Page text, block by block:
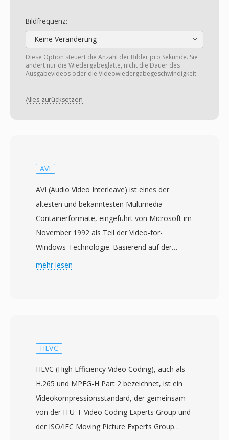
Bildfrequenz:
Keine Veränderung
Diese Option steuert die Anzahl der Bilder pro Sekunde. Sie
ändert nur die Wiedergabeglätte, nicht die Dauer des
Ausgabevideos oder die Videowiedergabegeschwindigkeit.
Alles zurücksetzen
AVI
AVI (Audio Video Interleave) ist eines der
ältesten und bekanntesten Multimedia-
Containerformate, eingeführt von Microsoft im
November 1992 als Teil der Video-for-
Windows-Technologie. Basierend auf der
Resource Interchange File Format (RIFF)-
praktisch jedem Codec aufnehmen, von
modernem DivX, Xvid und H.264. Diese
Flexibilität trug zur breiten Verbreitung auf PCs
in den 1990er und 2000er Jahren bei. Eine
bemerkenswerte Eigenschaft ist die
unkomplizierte interne Struktur, die AVI-Dateien
mehr lesen
HEVC
HEVC (High Efficiency Video Coding), auch als
H.265 und MPEG-H Part 2 bezeichnet, ist ein
Videokompressionsstandard, der gemeinsam
von der ITU-T Video Coding Experts Group und
der ISO/IEC Moving Picture Experts Group